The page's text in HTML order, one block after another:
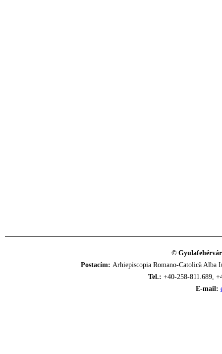
©
Postacím: Arhiepiscopia Romano-Catolică
Tel.: +40-258-811.689,
E-mail: